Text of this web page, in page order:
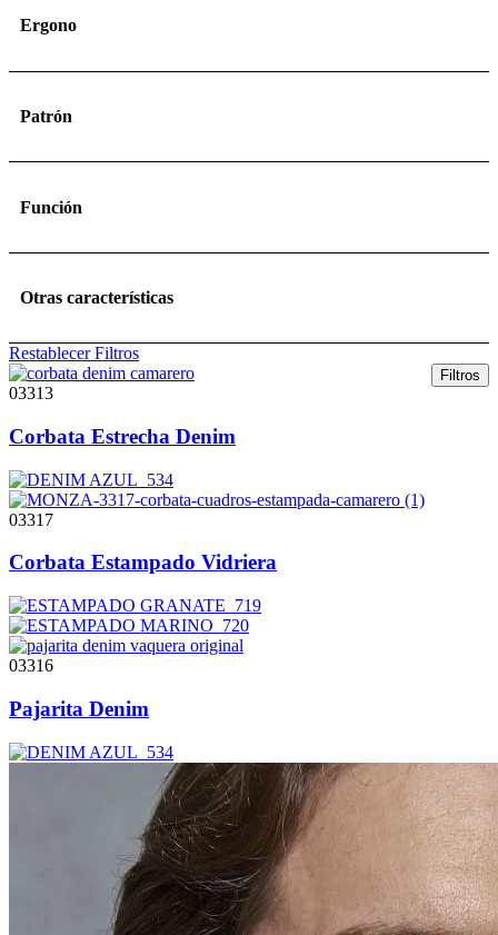
Ergono
Patrón
Función
Otras características
Restablecer Filtros
Filtros
03313
Corbata Estrecha Denim
03317
Corbata Estampado Vidriera
03316
Pajarita Denim